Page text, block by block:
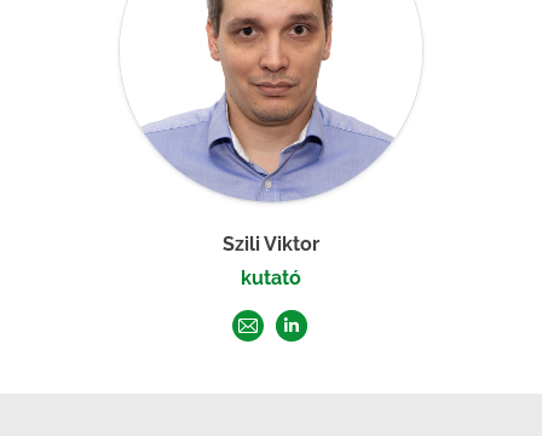
Szili Viktor
kutató
E-
Linkedin